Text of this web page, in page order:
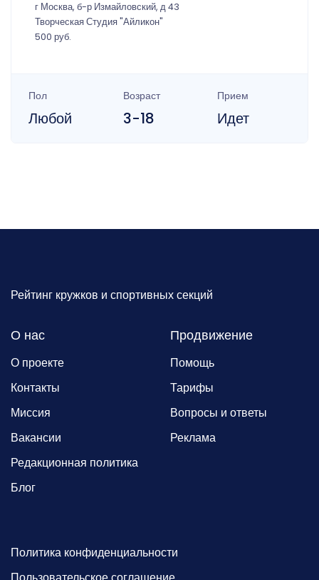
г Москва, б-р Измайловский, д 43
Творческая Студия "Айликон"
500 руб.
Пол
Любой
Возраст
3-18
Прием
Идет
Рейтинг кружков и спортивных секций
О нас
О проекте
Контакты
Миссия
Вакансии
Редакционная политика
Блог
Продвижение
Помощь
Тарифы
Вопросы и ответы
Реклама
Политика конфиденциальности